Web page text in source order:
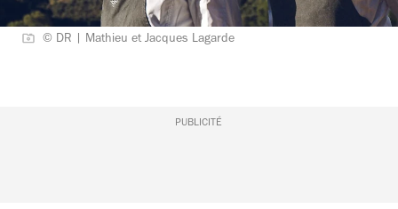
© DR | Mathieu et Jacques Lagarde
PUBLICITÉ